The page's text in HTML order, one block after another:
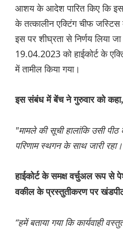
आशय के आदेश पारित किए कि इस
के तत्कालीन एक्टिंग चीफ
इस पर शीघ्रता से निर्णय लिया
19.04.2023 को हाईकोर्ट के
में तामील किया गया।
इस संबंध में बेंच ने गुरुवार को कहा,
"मामले की सूची हालांकि उसी
परिणाम स्थगन के साथ जारी
हाईकोर्ट के समक्ष वर्चुअल रूप से
वकील के प्रस्तुतीकरण पर
“हमें बताया गया कि कार्यवाही